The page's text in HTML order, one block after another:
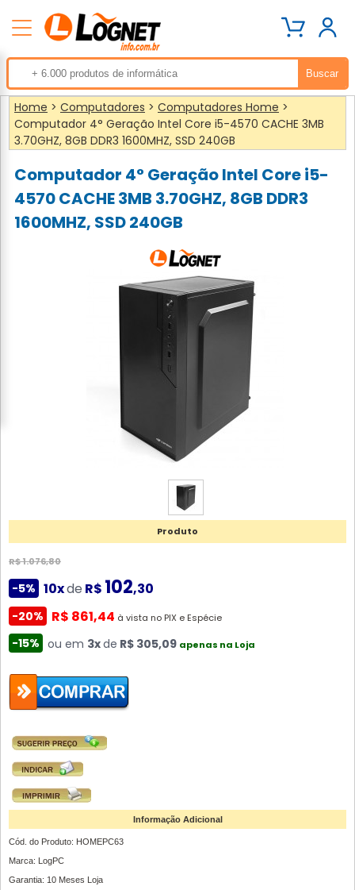
Home > Computadores > Computadores Home >
Computador 4° Geração Intel Core i5-4570 CACHE 3MB
3.70GHZ, 8GB DDR3 1600MHZ, SSD 240GB
Computador 4° Geração Intel Core i5-
4570 CACHE 3MB 3.70GHZ, 8GB DDR3
1600MHZ, SSD 240GB
Produto
R$ 1.076,80
-5% 10xde R$ 102,30
-20% R$ 861,44 à vista no PIX e Espécie
-15% ou em 3xde R$ 305,09 apenas na Loja
Informação Adicional
Cód. do Produto: HOMEPC63
Marca: LogPC
Garantia: 10 Meses Loja